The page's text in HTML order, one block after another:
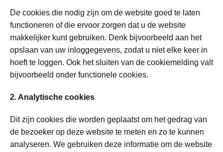
De cookies die nodig zijn om de website goed te laten
functioneren of die ervoor zorgen dat u de website
makkelijker kunt gebruiken. Denk bijvoorbeeld aan het
opslaan van uw inloggegevens, zodat u niet elke keer in
hoeft te loggen. Ook het sluiten van de cookiemelding valt
bijvoorbeeld onder functionele cookies.
2. Analytische cookies
Dit zijn cookies die worden geplaatst om het gedrag van
de bezoeker op deze website te meten en zo te kunnen
analyseren. We gebruiken deze informatie om de website